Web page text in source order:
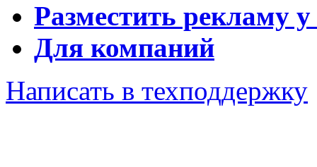
Разместить рекламу у
Для компаний
Написать в техподдержку